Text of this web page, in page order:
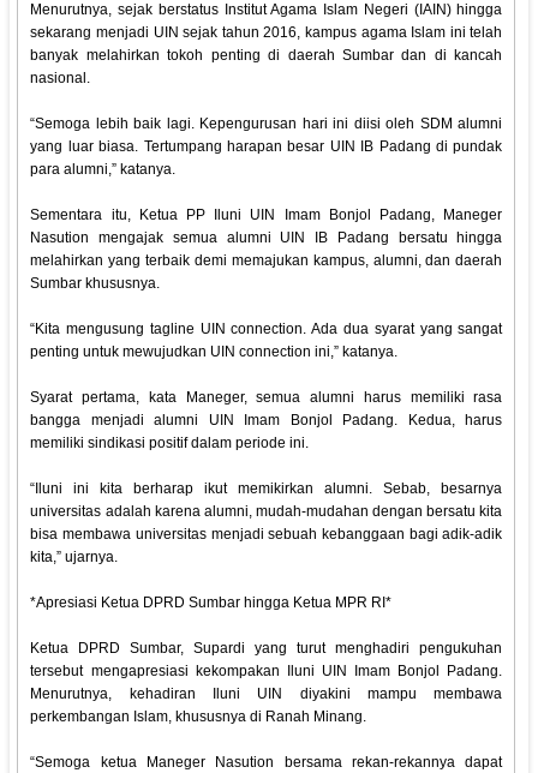
Menurutnya, sejak berstatus Institut Agama Islam Negeri (IAIN) hingga
sekarang menjadi UIN sejak tahun 2016, kampus agama Islam ini telah
banyak melahirkan tokoh penting di daerah Sumbar dan di kancah
nasional.
“Semoga lebih baik lagi. Kepengurusan hari ini diisi oleh SDM alumni
yang luar biasa. Tertumpang harapan besar UIN IB Padang di pundak
para alumni,” katanya.
Sementara itu, Ketua PP Iluni UIN Imam Bonjol Padang, Maneger
Nasution mengajak semua alumni UIN IB Padang bersatu hingga
melahirkan yang terbaik demi memajukan kampus, alumni, dan daerah
Sumbar khususnya.
“Kita mengusung tagline UIN connection. Ada dua syarat yang sangat
penting untuk mewujudkan UIN connection ini,” katanya.
Syarat pertama, kata Maneger, semua alumni harus memiliki rasa
bangga menjadi alumni UIN Imam Bonjol Padang. Kedua, harus
memiliki sindikasi positif dalam periode ini.
“Iluni ini kita berharap ikut memikirkan alumni. Sebab, besarnya
universitas adalah karena alumni, mudah-mudahan dengan bersatu kita
bisa membawa universitas menjadi sebuah kebanggaan bagi adik-adik
kita,” ujarnya.
*Apresiasi Ketua DPRD Sumbar hingga Ketua MPR RI*
Ketua DPRD Sumbar, Supardi yang turut menghadiri pengukuhan
tersebut mengapresiasi kekompakan Iluni UIN Imam Bonjol Padang.
Menurutnya, kehadiran Iluni UIN diyakini mampu membawa
perkembangan Islam, khususnya di Ranah Minang.
“Semoga ketua Maneger Nasution bersama rekan-rekannya dapat